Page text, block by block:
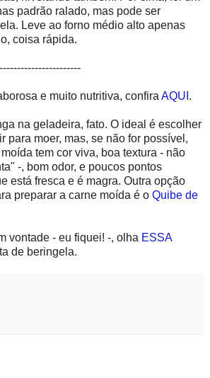
padrão ralado, mas pode ser
Leve ao forno médio alto apenas
coisa rápida.
e muito nutritiva, confira AQUI .
na geladeira, fato. O ideal é escolher
para moer, mas, se não for possível,
tem cor viva, boa textura - não
-, bom odor, e poucos pontos
está fresca e é magra. Outra opção
preparar a carne moída é o Quibe de
vontade - eu fiquei! -, olha ESSA
de beringela.